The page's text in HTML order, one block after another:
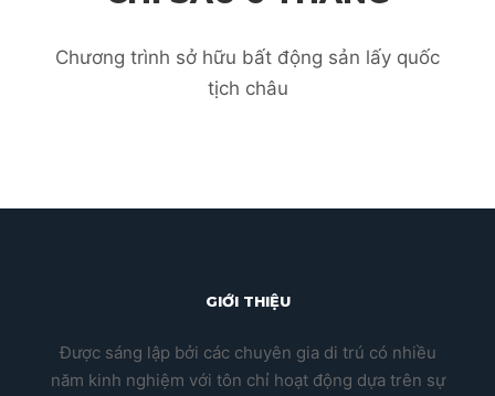
Chương trình sở hữu bất động sản lấy quốc
tịch châu
GIỚI THIỆU
Được sáng lập bởi các chuyên gia di trú có nhiều
năm kinh nghiệm với tôn chỉ hoạt động dựa trên sự